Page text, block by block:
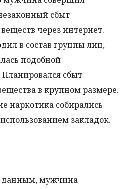
сбыт
через интернет.
в состав группы лиц,
подобной
Планировался сбыт
в крупном размере.
наркотика собирались
закладок.
мужчина